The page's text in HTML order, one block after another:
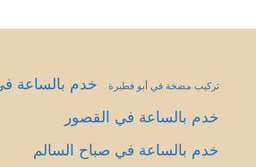
تركيب مضخة في أبو فطيرة
خدم بالساعة
خدم بالساعة في القصور
خدم بالساعة في صباح السالم